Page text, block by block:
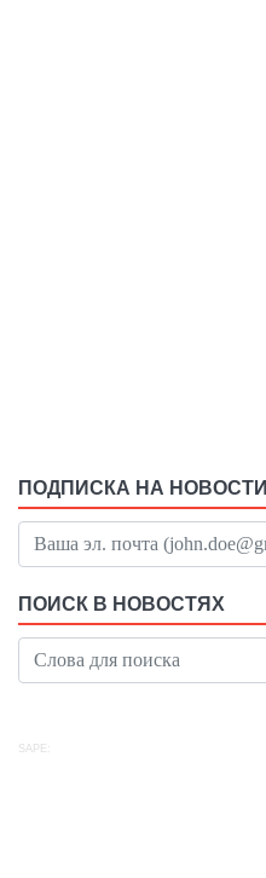
ПОДПИСКА НА НОВОСТИ
ПОИСК В НОВОСТЯХ
SAPE: